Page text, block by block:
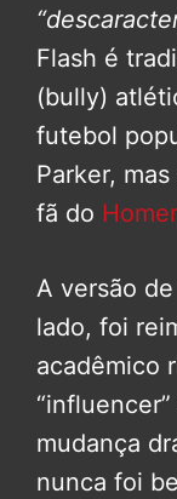
Flash é
(bully)
futebol
Parker,
fã do
A versão
lado, foi
acadêmico
mudança
nunca foi